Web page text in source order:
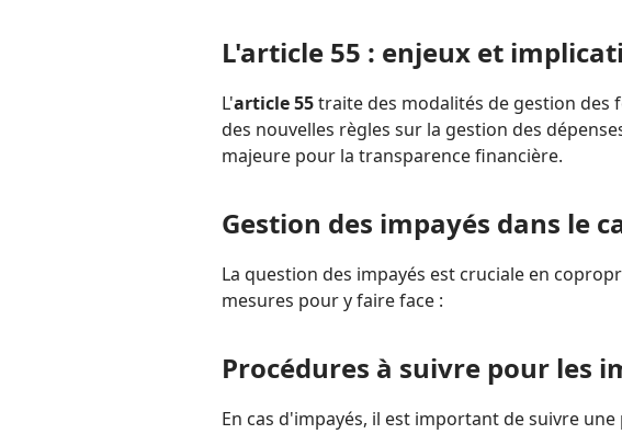
L'article 55 : enjeux et
L'article 55traite des modalités de gestion
des nouvelles règles sur la gestion des
majeure pour la transparence financière.
Gestion des impayés dans le
La question des impayés est cruciale en
mesures pour y faire face :
Procédures à suivre pour les
En cas d'impayés, il est important de suivre